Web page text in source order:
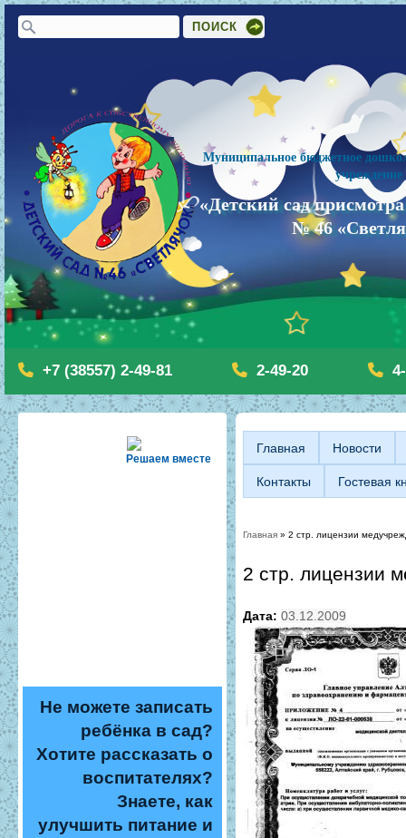
Форма поиска
Поиск
Муниципальное бюджетное
учреждение
«Детский сад
№ 46
+7 (38557) 2-49-81 2-49-20
Решаем вместе
Не можете записать
ребёнка в сад?
Хотите рассказать о
воспитателях?
Знаете, как
улучшить питание и
Главная Новости
Контакты Гостевая
Главная » 2 стр. лицензии
2 стр. лицензии
Дата: 03.12.2009